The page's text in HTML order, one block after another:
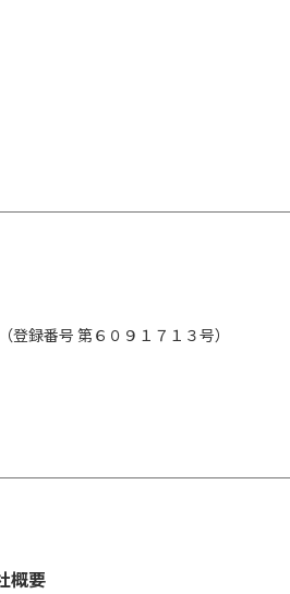
録番号 第６０９１７１３号）
概要